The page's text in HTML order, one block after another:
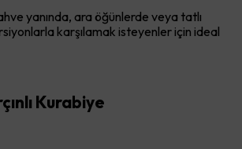
yanında, ara öğünlerde veya tatlı
karşılamak isteyenler için ideal
Kurabiye